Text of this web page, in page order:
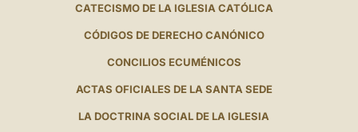
CATECISMO DE LA IGLESIA CATÓLICA
CÓDIGOS DE DERECHO CANÓNICO
CONCILIOS ECUMÉNICOS
ACTAS OFICIALES DE LA SANTA SEDE
LA DOCTRINA SOCIAL DE LA IGLESIA